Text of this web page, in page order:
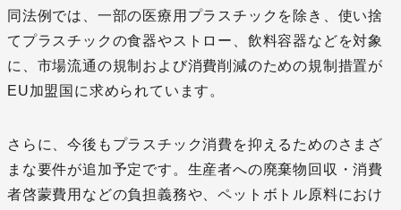
同法例では、一部の医療用プラスチックを除き、使い捨
てプラスチックの食器やストロー、飲料容器などを対象
に、市場流通の規制および消費削減のための規制措置が
EU加盟国に求められています。
さらに、今後もプラスチック消費を抑えるためのさまざ
まな要件が追加予定です。生産者への廃棄物回収・消費
者啓蒙費用などの負担義務や、ペットボトル原料におけ